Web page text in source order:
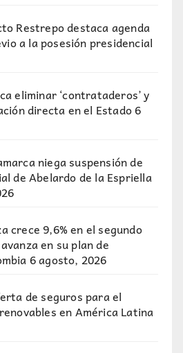
Restrepo destaca agenda
a la posesión presidencial
eliminar ‘contrataderos’ y
directa en el Estado6
niega suspensión de
de Abelardo de la Espriella
crece 9,6% en el segundo
en su plan de
6 agosto, 2026
de seguros para el
en América Latina